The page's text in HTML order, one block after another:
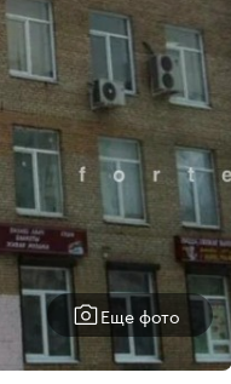
Еще фото